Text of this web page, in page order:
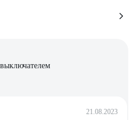
21.08.2023